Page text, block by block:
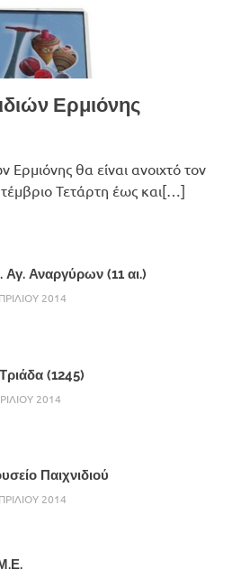
Ερμιόνης
Ερμιόνης θα είναι ανοιχτό τον
Τετάρτη έως και[…]
Αγ. Αναργύρων (11 αι.)
2014
(1245)
2014
Παιχνιδιού
2014